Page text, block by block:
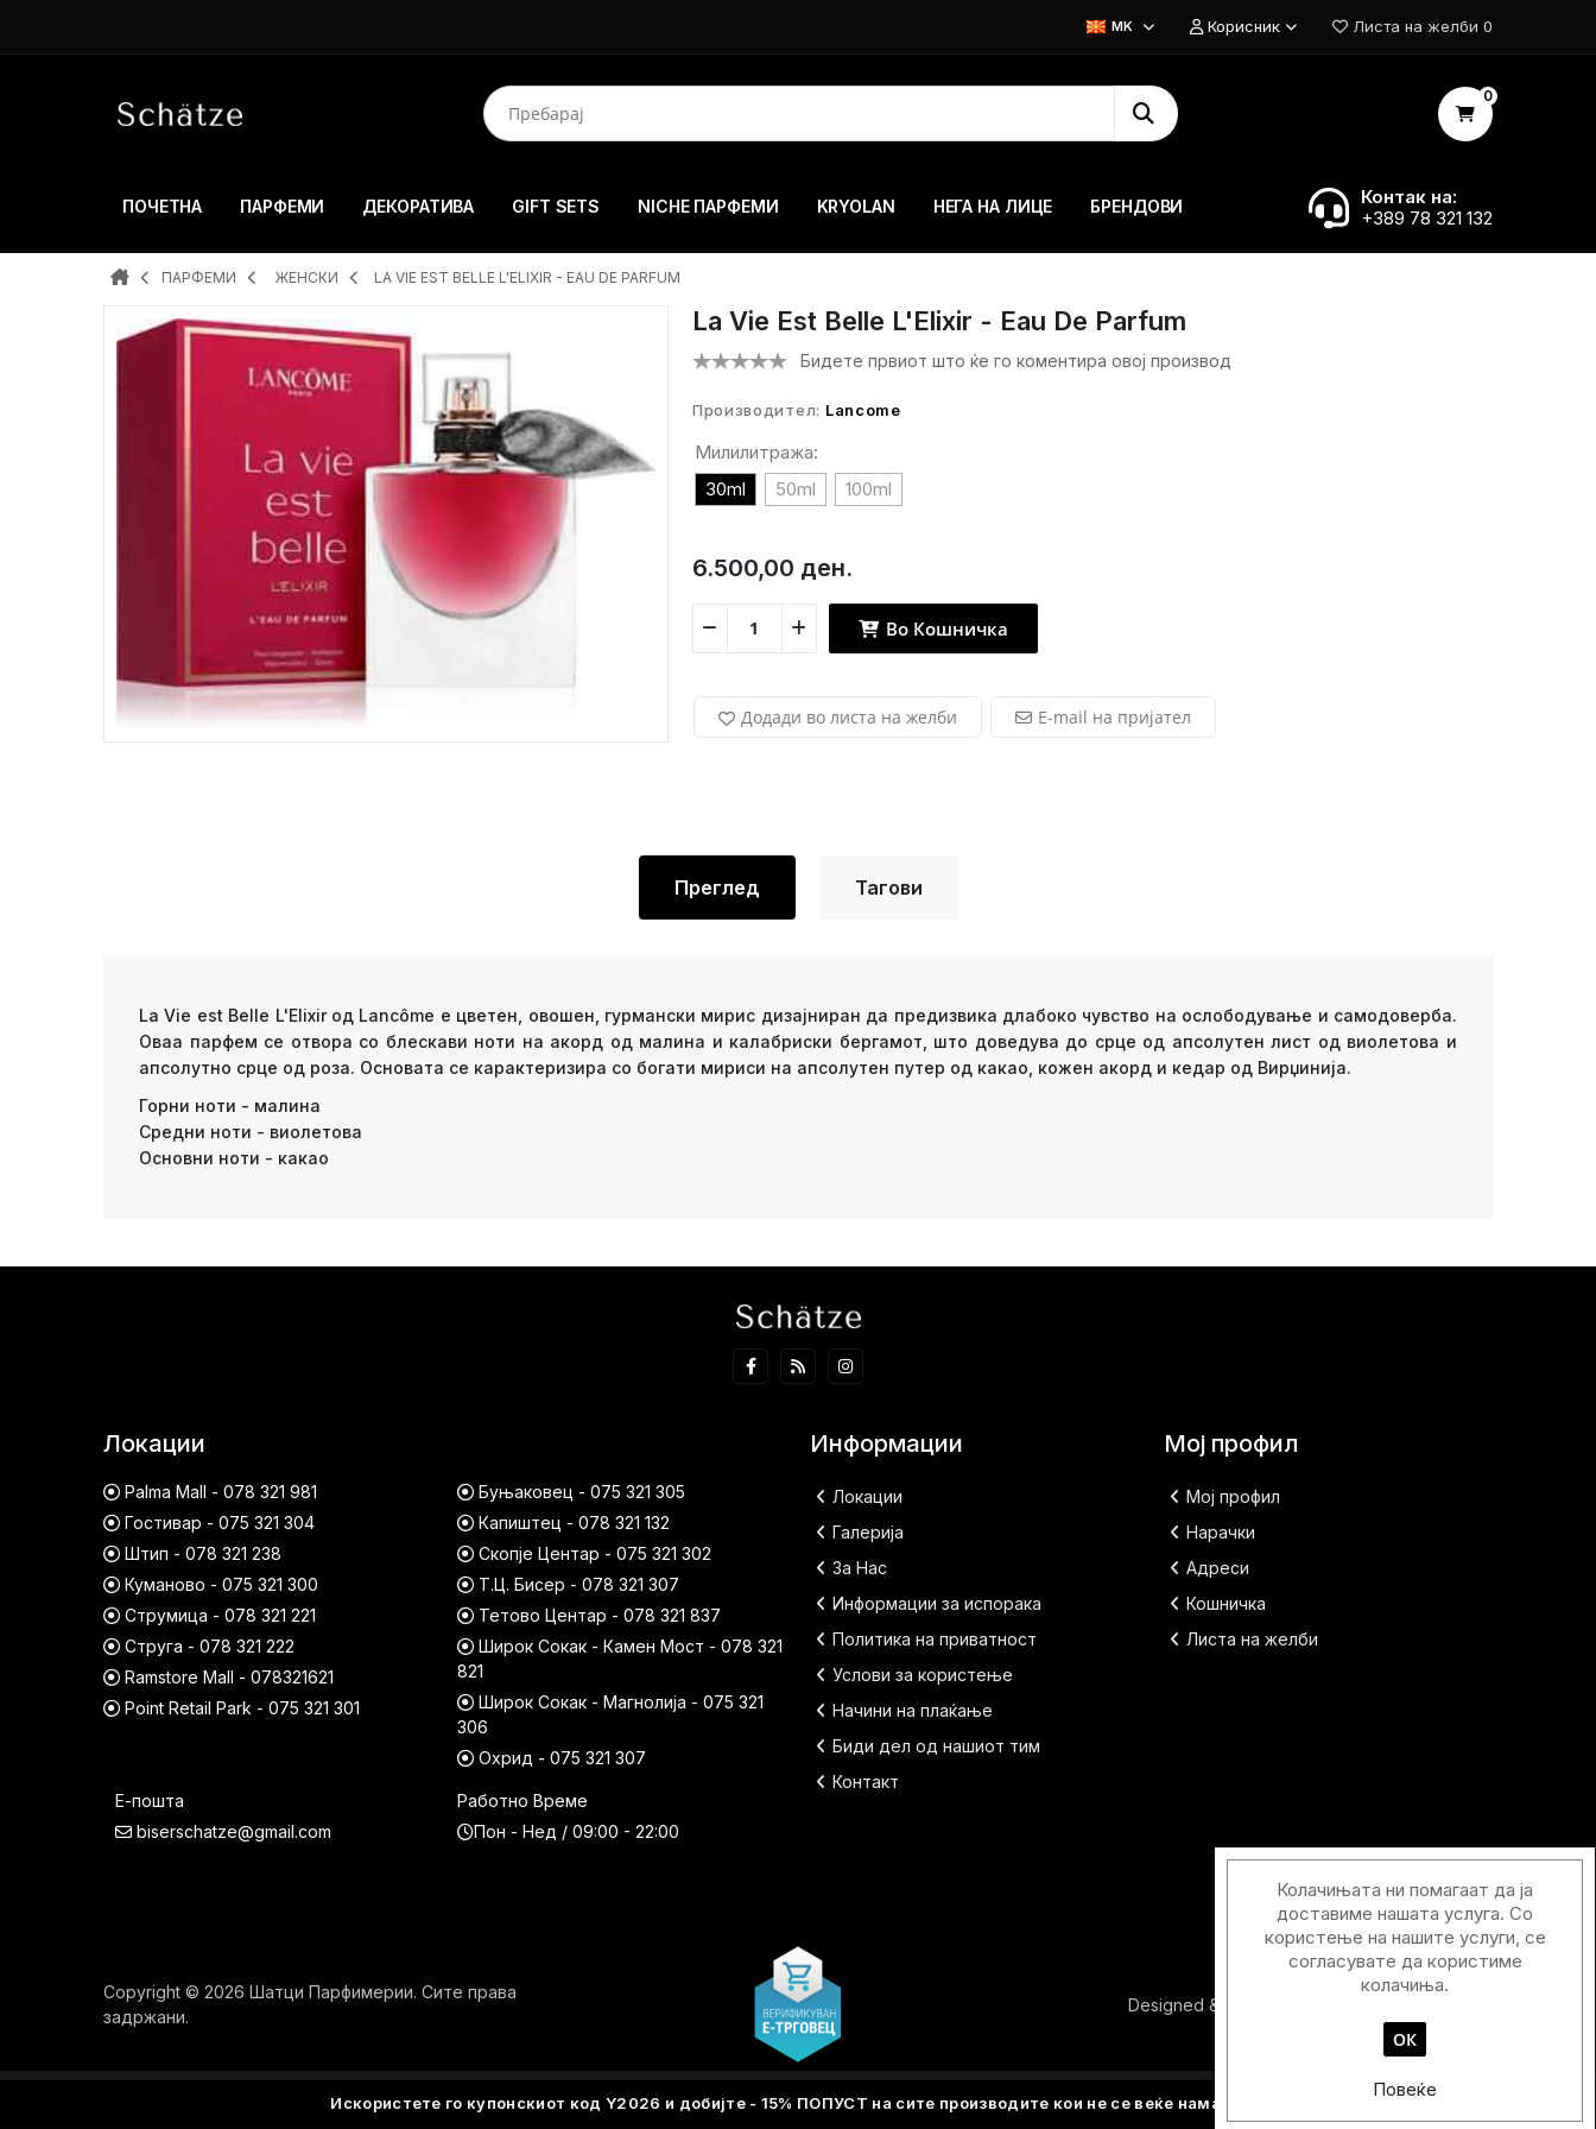
MK Корисник Листа на желби 0
0
ПОЧЕТНА ПАРФЕМИ ДЕКОРАТИВА GIFT SETS NICHE ПАРФЕМИ KRYOLAN НЕГА НА ЛИЦЕ БРЕНДОВИ
Контак на:
+389 78 321 132
ПАРФЕМИ ЖЕНСКИ LA VIE EST BELLE L'ELIXIR - EAU DE PARFUM
La Vie Est Belle L'Elixir - Eau De Parfum
Бидете првиот што ќе го коментира овој производ
Производител: Lancome
Милилитража:
30ml
50ml 100ml
6.500,00 ден.
Во Кошничка
Додади во листа на желби E-mail на пријател
Преглед Тагови
La Vie est Belle L'Elixir од Lancôme е цветен, овошен, гурмански мирис дизајниран да предизвика длабоко чувство на ослободување и самодоверба.
Оваа парфем се отвора со блескави ноти на акорд од малина и калабриски бергамот, што доведува до срце од апсолутен лист од виолетова и
апсолутно срце од роза. Основата се карактеризира со богати мириси на апсолутен путер од какао, кожен акорд и кедар од Вирџинија.
Горни ноти - малина
Средни ноти - виолетова
Основни ноти - какао
Локации
Palma Mall - 078 321 981
Гостивар - 075 321 304
Штип - 078 321 238
Куманово - 075 321 300
Струмица - 078 321 221
Струга - 078 321 222
Ramstore Mall - 078321621
Point Retail Park - 075 321 301
Буњаковец - 075 321 305
Капиштец - 078 321 132
Скопје Центар - 075 321 302
Т.Ц. Бисер - 078 321 307
Тетово Центар - 078 321 837
Широк Сокак - Камен Мост - 078 321
821
Широк Сокак - Магнолија - 075 321
306
Охрид - 075 321 307
Е-пошта
biserschatze@gmail.com
Работно Време
Пон - Нед / 09:00 - 22:00
Информации
Локации
Галерија
За Нас
Информации за испорака
Политика на приватност
Услови за користење
Начини на плаќање
Биди дел од нашиот тим
Контакт
Мој профил
Мој профил
Нарачки
Адреси
Кошничка
Листа на желби
Copyright © 2026 Шатци Парфимерии. Сите права
задржани.
Designed & Developed with
Искористете го купонскиот код Y2026 и добијте - 15% ПОПУСТ на сите производите кои не се веќе намалени.
Колачињата ни помагаат да ја
доставиме нашата услуга. Со
користење на нашите услуги, се
согласувате да користиме
колачиња.
ОК
Повеќе